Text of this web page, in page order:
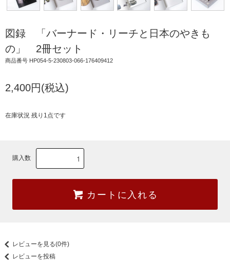
図録 「バーナード・リーチと日本のやきも
の」 2冊セット
商品番号 HP054-5-230803-066-176409412
2,400円(税込)
在庫状況 残り1点です
購入数
カートに入れる
レビューを見る(0件)
レビューを投稿